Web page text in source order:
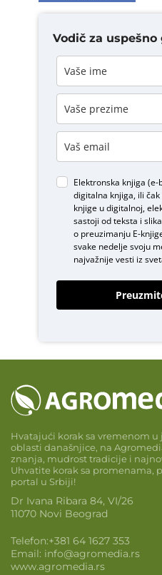
Vodič za
Elektronska knjiga
digitalna knjiga, ili
knjige u digitalnoj,
sastoji od teksta i
o preuzimanju E-
svake nedelje svoju
najvažnije vesti iz
Hvatajući korak sa vremenom
oblasti današnjice, na
znanja, mudrost tradicije i
Uhvatite korak sa
portal u Srbiji!
Dr Ivana Ribara 84, VI/26
11070 Novi Beograd
Telefon:+381 64 1627 353
Email: info@agromedia.rs
www.agromedia.rs